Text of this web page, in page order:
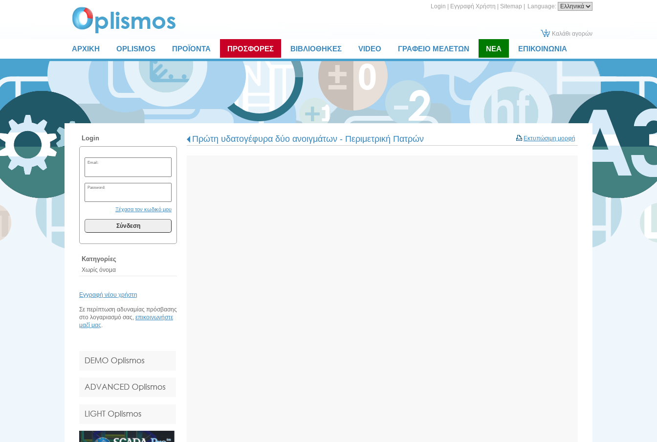
Language:
Login Εγγραφή Χρήστη Sitemap
Καλάθι αγορών
ΑΡΧΙΚΗ OPLISMOS ΠΡΟΪΟΝΤΑ ΠΡΟΣΦΟΡΕΣ ΒΙΒΛΙΟΘΗΚΕΣ VIDEO ΓΡΑΦΕΙΟ ΜΕΛΕΤΩΝ ΝΕΑ ΕΠΙΚΟΙΝΩΝΙΑ
Login
Email:
Password:
Ξέχασα τον κωδικό μου
Σύνδεση
Κατηγορίες
Χωρίς όνομα
Εγγραφή νέου χρήστη
Σε περίπτωση αδυναμίας πρόσβασης
στο λογαριασμό σας, επικοινωνήστε
μαζί μας.
Εκτυπώσιμη μορφή
Πρώτη υδατογέφυρα δύο ανοιγμάτων - Περιμετρική Πατρών